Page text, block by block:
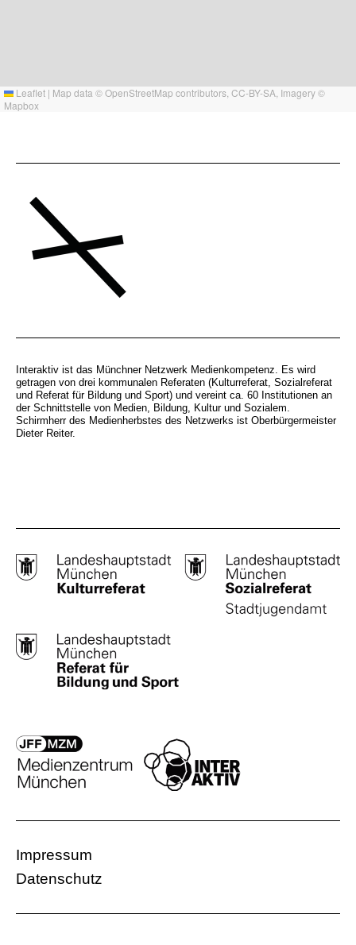
Leaflet | Map data ©OpenStreetMap contributors, CC-BY-SA , Imagery ©
Mapbox
Interaktiv ist das Münchner Netzwerk Medienkompetenz. Es wird
getragen von drei kommunalen Referaten (Kulturreferat, Sozialreferat
und Referat für Bildung und Sport) und vereint ca. 60 Institutionen an
der Schnittstelle von Medien, Bildung, Kultur und Sozialem.
Schirmherr des Medienherbstes des Netzwerks ist Oberbürgermeister
Dieter Reiter.
Impressum
Datenschutz